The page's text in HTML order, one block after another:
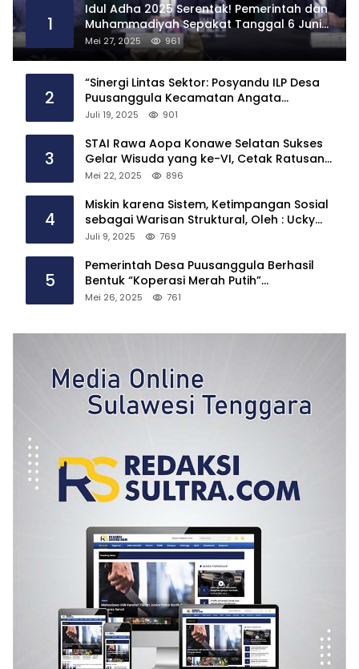
1
Idul Adha 2025 Serentak! Pemerintah dan
Muhammadiyah Sepakat Tanggal 6 Juni
2025
Mei 27, 2025 961
2
“Sinergi Lintas Sektor: Posyandu ILP Desa
Puusanggula Kecamatan Angata
Hadirkan Layanan Kesehatan Menyeluruh”
Juli 19, 2025 901
3
STAI Rawa Aopa Konawe Selatan Sukses
Gelar Wisuda yang ke-VI, Cetak Ratusan
Sarjana
Mei 22, 2025 896
4
Miskin karena Sistem, Ketimpangan Sosial
sebagai Warisan Struktural, Oleh : Ucky
Ackrillah,S.Sos.,M.A.P
Juli 9, 2025 769
5
Pemerintah Desa Puusanggula Berhasil
Bentuk “Koperasi Merah Putih”
Tindaklanjuti Instruksi Presiden Prabowo
Mei 26, 2025 761